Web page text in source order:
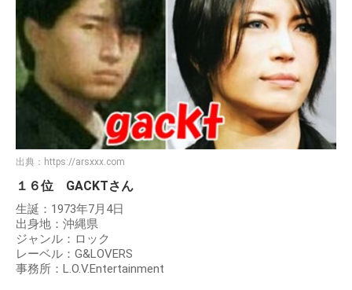
出典： https://arsxxx.com
１６位 GACKTさん
生誕：1973年7月4日
出身地：沖縄県
ジャンル：ロック
レーベル：G&LOVERS
事務所：L.O.V.Entertainment